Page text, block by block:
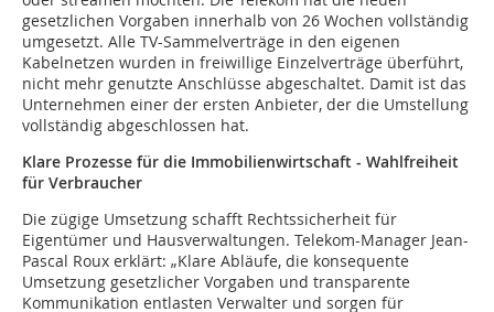
gesetzlichen Vorgaben innerhalb von 26 Wochen vollständig
umgesetzt. Alle TV-Sammelverträge in den eigenen
Kabelnetzen wurden in freiwillige Einzelverträge überführt,
nicht mehr genutzte Anschlüsse abgeschaltet. Damit ist das
Unternehmen einer der ersten Anbieter, der die Umstellung
vollständig abgeschlossen hat.
Klare Prozesse für die Immobilienwirtschaft - Wahlfreiheit
für Verbraucher
Die zügige Umsetzung schafft Rechtssicherheit für
Eigentümer und Hausverwaltungen. Telekom-Manager Jean-
Pascal Roux erklärt: „Klare Abläufe, die konsequente
Umsetzung gesetzlicher Vorgaben und transparente
Kommunikation entlasten Verwalter und sorgen für